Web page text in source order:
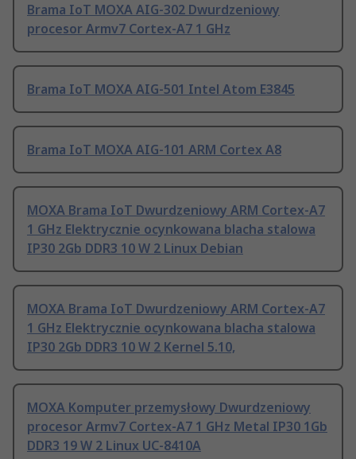
Brama IoT MOXA AIG-302 Dwurdzeniowy
procesor Armv7 Cortex-A7 1 GHz
Brama IoT MOXA AIG-501 Intel Atom E3845
Brama IoT MOXA AIG-101 ARM Cortex A8
MOXA Brama IoT Dwurdzeniowy ARM Cortex-A7
1 GHz Elektrycznie ocynkowana blacha stalowa
IP30 2Gb DDR3 10 W 2 Linux Debian
MOXA Brama IoT Dwurdzeniowy ARM Cortex-A7
1 GHz Elektrycznie ocynkowana blacha stalowa
IP30 2Gb DDR3 10 W 2 Kernel 5.10,
MOXA Komputer przemysłowy Dwurdzeniowy
procesor Armv7 Cortex-A7 1 GHz Metal IP30 1Gb
DDR3 19 W 2 Linux UC-8410A